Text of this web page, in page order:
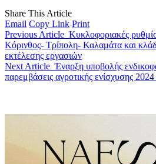
Share This Article
Email Copy Link Print
Previous Article Κυκλοφοριακές
Κόρινθος- Τρίπολη- Καλαμάτα και
εκτέλεσης εργασιών
Next Article Έναρξη υποβολής
παρεμβάσεις αγροτικής ενίσχυσης